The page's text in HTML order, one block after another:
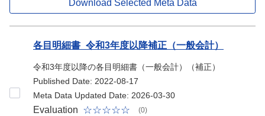
Download Selected Meta Data
各目明細書_令和3年度以降補正（一般会計）
令和3年度以降の各目明細書（一般会計）（補正）
Published Date: 2022-08-17
Meta Data Updated Date: 2026-03-30
Evaluation (0)